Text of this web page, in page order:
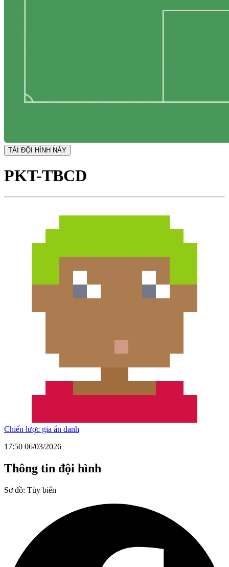
TẢI ĐỘI HÌNH NÀY
PKT-TBCD
Chiến lược gia ẩn danh
17:50 06/03/2026
Thông tin đội hình
Sơ đồ: Tùy biến